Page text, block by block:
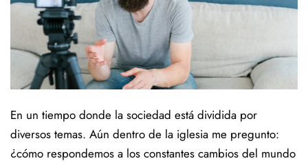
En un tiempo donde la sociedad está dividida por
diversos temas. Aún dentro de la iglesia me pregunto:
¿cómo respondemos a los constantes cambios del mundo